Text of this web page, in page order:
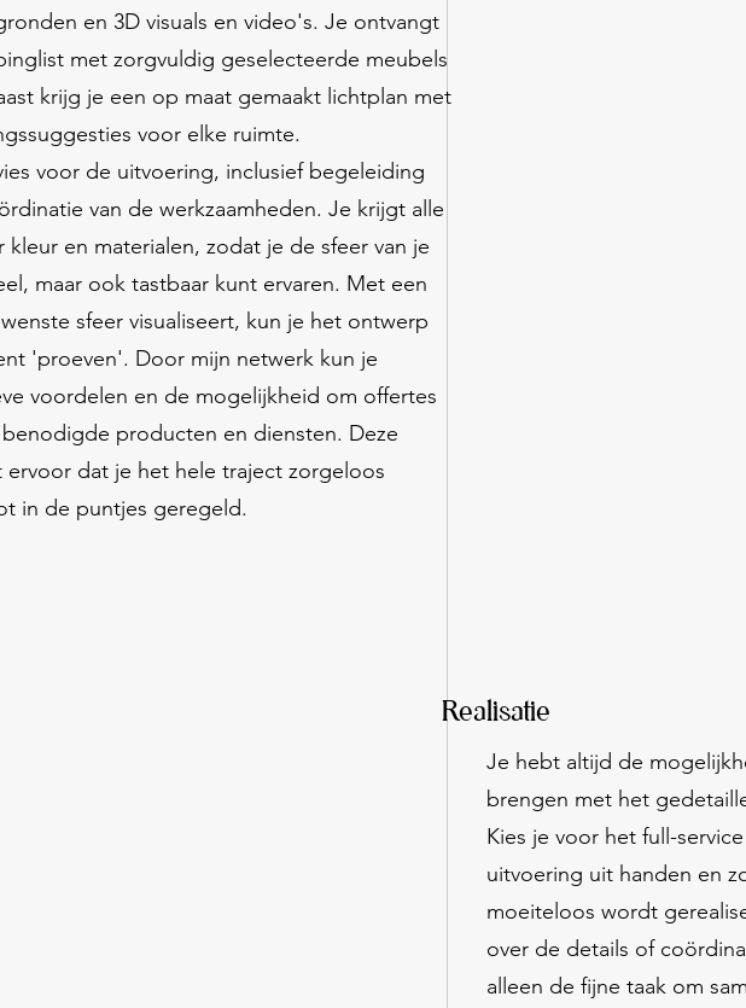
en 3D visuals en video's. Je ontvangt
met zorgvuldig geselecteerde meubels
krijg je een op maat gemaakt lichtplan met
voor elke ruimte.
voor de uitvoering, inclusief begeleiding
van de werkzaamheden. Je krijgt alle
en materialen, zodat je de sfeer van je
maar ook tastbaar kunt ervaren. Met een
sfeer visualiseert, kun je het ontwerp
'proeven'. Door mijn netwerk kun je
voordelen en de mogelijkheid om offertes
producten en diensten. Deze
dat je het hele traject zorgeloos
in de puntjes geregeld.
Realisatie
Je hebt altijd de
brengen met het
Kies je voor het full-
uitvoering uit handen en
moeiteloos wordt
over de details of
alleen de fijne taak om